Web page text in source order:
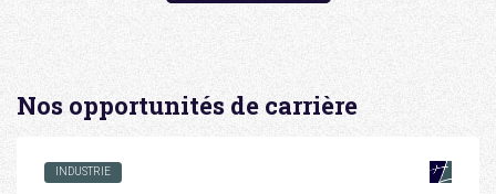
Nos opportunités de carrière
INDUSTRIE